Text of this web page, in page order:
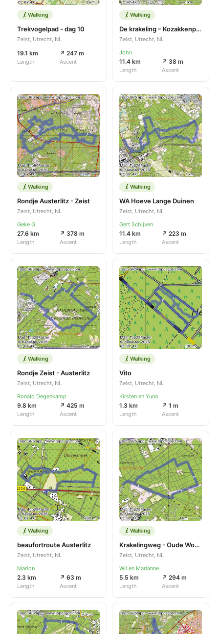
Walking
Trekvogelpad - dag 10
Zeist, Utrecht, NL
19.1 km
Length
↗ 247 m
Ascent
Walking
De krakeling – Kozakkenput
Zeist, Utrecht, NL
John
11.4 km
Length
↗ 38 m
Ascent
Walking
Rondje Austerlitz - Zeist
Zeist, Utrecht, NL
Geke G
27.6 km
Length
↗ 378 m
Ascent
Walking
WA Hoeve Lange Duinen
Zeist, Utrecht, NL
Gert Schijven
11.4 km
Length
↗ 223 m
Ascent
Walking
Rondje Zeist - Austerlitz
Zeist, Utrecht, NL
Ronald Degenkamp
9.8 km
Length
↗ 425 m
Ascent
Walking
Vito
Zeist, Utrecht, NL
Kirsten en Yuna
1.3 km
Length
↗ 1 m
Ascent
Walking
beaufortroute Austerlitz
Zeist, Utrecht, NL
Marion
2.3 km
Length
↗ 63 m
Ascent
Walking
Krakelingweg - Oude Woudenbergse Zandweg
Zeist, Utrecht, NL
Wil en Marianne
5.5 km
Length
↗ 294 m
Ascent